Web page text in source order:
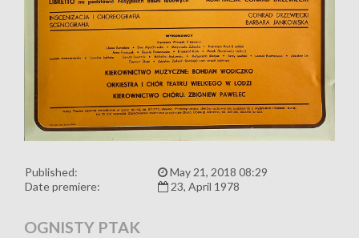
Published:
May 21, 2018 08:29
Date premiere:
23, April 1978
OGNISTY PTAK